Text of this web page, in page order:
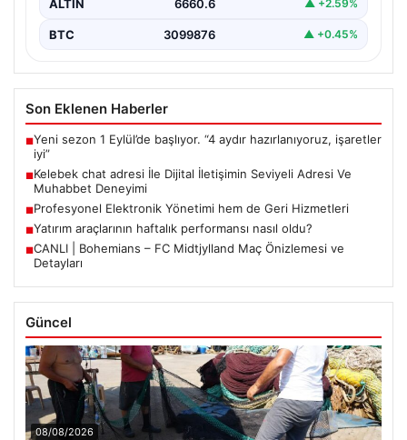
ALTIN 6660.6 ▲ +2.59%
BTC 3099876 ▲ +0.45%
Son Eklenen Haberler
■Yeni sezon 1 Eylül’de başlıyor. “4 aydır hazırlanıyoruz, işaretler
iyi”
■Kelebek chat adresi İle Dijital İletişimin Seviyeli Adresi Ve
Muhabbet Deneyimi
■Profesyonel Elektronik Yönetimi hem de Geri Hizmetleri
■Yatırım araçlarının haftalık performansı nasıl oldu?
■CANLI | Bohemians – FC Midtjylland Maç Önizlemesi ve
Detayları
Güncel
08/08/2026